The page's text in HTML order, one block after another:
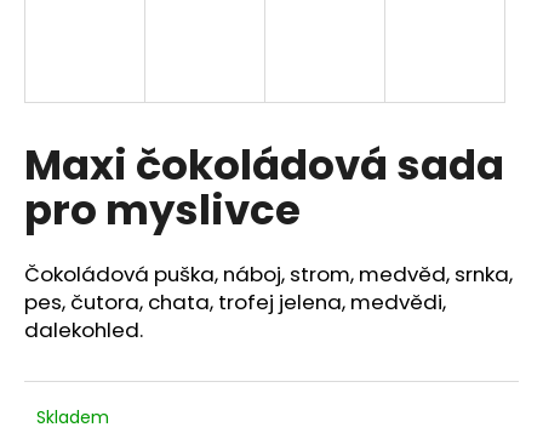
Maxi čokoládová sada
pro myslivce
Čokoládová puška, náboj, strom, medvěd, srnka,
pes, čutora, chata, trofej jelena, medvědi,
dalekohled.
Skladem
í
?
HLEDAT
D
o